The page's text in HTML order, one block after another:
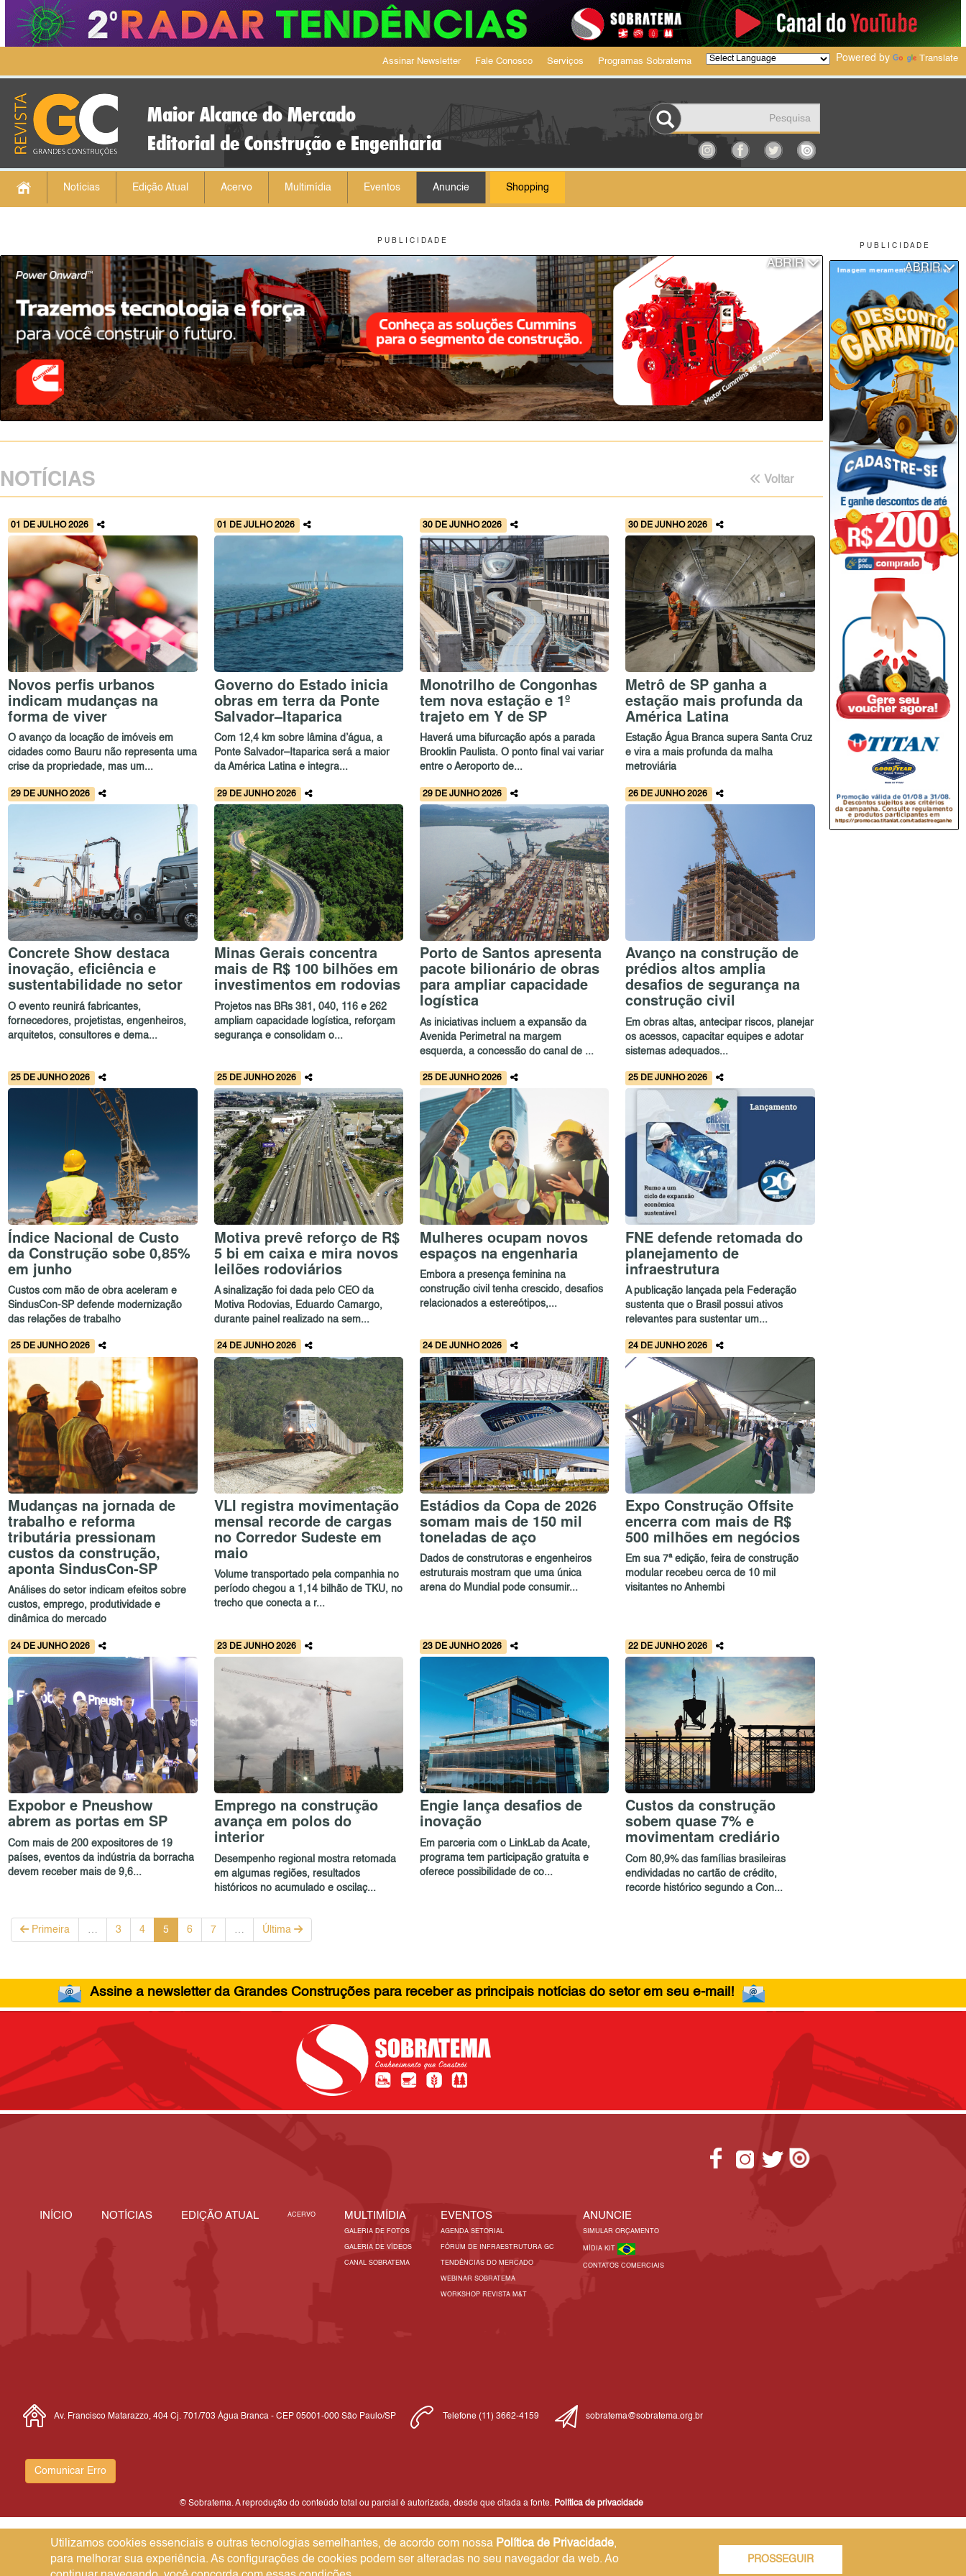
P U B L I C I D A D E
ABRIR
Assinar Newsletter Fale Conosco Serviços Programas Sobratema Powered by Translate
Maior Alcance do Mercado
Editorial de Construção e Engenharia
Notícias Edição Atual Acervo Multimídia Eventos Anuncie Shopping
P U B L I C I D A D E
ABRIR
NOTÍCIAS Voltar
01 DE JULHO 2026
Novos perfis urbanos
indicam mudanças na
forma de viver
O avanço da locação de imóveis em
cidades como Bauru não representa uma
crise da propriedade, mas um...
01 DE JULHO 2026
Governo do Estado inicia
obras em terra da Ponte
Salvador–Itaparica
Com 12,4 km sobre lâmina d’água, a
Ponte Salvador–Itaparica será a maior
da América Latina e integra...
30 DE JUNHO 2026
Monotrilho de Congonhas
tem nova estação e 1º
trajeto em Y de SP
Haverá uma bifurcação após a parada
Brooklin Paulista. O ponto final vai variar
entre o Aeroporto de...
30 DE JUNHO 2026
Metrô de SP ganha a
estação mais profunda da
América Latina
Estação Água Branca supera Santa Cruz
e vira a mais profunda da malha
metroviária
29 DE JUNHO 2026
Concrete Show destaca
inovação, eficiência e
sustentabilidade no setor
O evento reunirá fabricantes,
fornecedores, projetistas, engenheiros,
arquitetos, consultores e dema...
29 DE JUNHO 2026
Minas Gerais concentra
mais de R$ 100 bilhões em
investimentos em rodovias
Projetos nas BRs 381, 040, 116 e 262
ampliam capacidade logística, reforçam
segurança e consolidam o...
29 DE JUNHO 2026
Porto de Santos apresenta
pacote bilionário de obras
para ampliar capacidade
logística
As iniciativas incluem a expansão da
Avenida Perimetral na margem
esquerda, a concessão do canal de ...
26 DE JUNHO 2026
Avanço na construção de
prédios altos amplia
desafios de segurança na
construção civil
Em obras altas, antecipar riscos, planejar
os acessos, capacitar equipes e adotar
sistemas adequados...
25 DE JUNHO 2026
Índice Nacional de Custo
da Construção sobe 0,85%
em junho
Custos com mão de obra aceleram e
SindusCon-SP defende modernização
das relações de trabalho
25 DE JUNHO 2026
Motiva prevê reforço de R$
5 bi em caixa e mira novos
leilões rodoviários
A sinalização foi dada pelo CEO da
Motiva Rodovias, Eduardo Camargo,
durante painel realizado na sem...
25 DE JUNHO 2026
Mulheres ocupam novos
espaços na engenharia
Embora a presença feminina na
construção civil tenha crescido, desafios
relacionados a estereótipos,...
25 DE JUNHO 2026
FNE defende retomada do
planejamento de
infraestrutura
A publicação lançada pela Federação
sustenta que o Brasil possui ativos
relevantes para sustentar um...
25 DE JUNHO 2026
Mudanças na jornada de
trabalho e reforma
tributária pressionam
custos da construção,
aponta SindusCon-SP
Análises do setor indicam efeitos sobre
custos, emprego, produtividade e
dinâmica do mercado
24 DE JUNHO 2026
VLI registra movimentação
mensal recorde de cargas
no Corredor Sudeste em
maio
Volume transportado pela companhia no
período chegou a 1,14 bilhão de TKU, no
trecho que conecta a r...
24 DE JUNHO 2026
Estádios da Copa de 2026
somam mais de 150 mil
toneladas de aço
Dados de construtoras e engenheiros
estruturais mostram que uma única
arena do Mundial pode consumir...
24 DE JUNHO 2026
Expo Construção Offsite
encerra com mais de R$
500 milhões em negócios
Em sua 7ª edição, feira de construção
modular recebeu cerca de 10 mil
visitantes no Anhembi
24 DE JUNHO 2026
Expobor e Pneushow
abrem as portas em SP
Com mais de 200 expositores de 19
países, eventos da indústria da borracha
devem receber mais de 9,6...
23 DE JUNHO 2026
Emprego na construção
avança em polos do
interior
Desempenho regional mostra retomada
em algumas regiões, resultados
históricos no acumulado e oscilaç...
23 DE JUNHO 2026
Engie lança desafios de
inovação
Em parceria com o LinkLab da Acate,
programa tem participação gratuita e
oferece possibilidade de co...
22 DE JUNHO 2026
Custos da construção
sobem quase 7% e
movimentam crediário
Com 80,9% das famílias brasileiras
endividadas no cartão de crédito,
recorde histórico segundo a Con...
Primeira 3 4 5 6 7 Última
Assine a newsletter da Grandes Construções para receber as principais notícias do setor em seu e-mail!
INÍCIO NOTÍCIAS EDIÇÃO ATUAL ACERVO MULTIMÍDIA
GALERIA DE FOTOS
GALERIA DE VÍDEOS
CANAL SOBRATEMA
EVENTOS
AGENDA SETORIAL
FÓRUM DE INFRAESTRUTURA GC
TENDÊNCIAS DO MERCADO
WEBINAR SOBRATEMA
WORKSHOP REVISTA M&T
ANUNCIE
SIMULAR ORÇAMENTO
MÍDIA KIT
CONTATOS COMERCIAIS
Av. Francisco Matarazzo, 404 Cj. 701/703 Água Branca - CEP 05001-000 São Paulo/SP Telefone (11) 3662-4159 sobratema@sobratema.org.br
Comunicar Erro
© Sobratema. A reprodução do conteúdo total ou parcial é autorizada, desde que citada a fonte. Política de privacidade
Utilizamos cookies essenciais e outras tecnologias semelhantes, de acordo com nossa Política de Privacidade,
para melhorar sua experiência. As configurações de cookies podem ser alteradas no seu navegador da web. Ao
PROSSEGUIR